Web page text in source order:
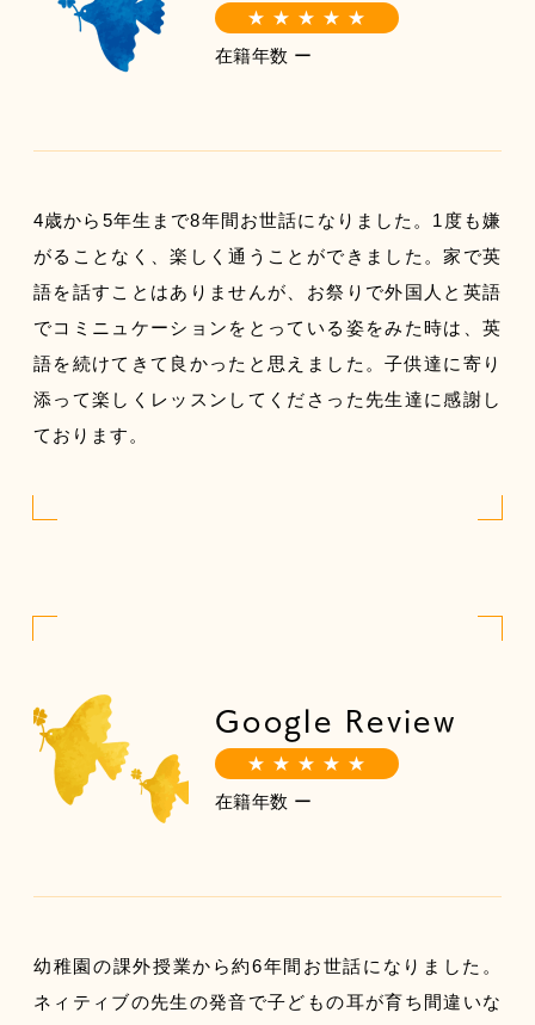
★ ★ ★ ★ ★
在籍年数 ー
4歳から5年生まで8年間お世話になりました。1度も嫌
がることなく、楽しく通うことができました。家で英
語を話すことはありませんが、お祭りで外国人と英語
でコミニュケーションをとっている姿をみた時は、英
語を続けてきて良かったと思えました。子供達に寄り
添って楽しくレッスンしてくださった先生達に感謝し
ております。
Google Review
★ ★ ★ ★ ★
在籍年数 ー
幼稚園の課外授業から約6年間お世話になりました。
ネィティブの先生の発音で子どもの耳が育ち間違いな